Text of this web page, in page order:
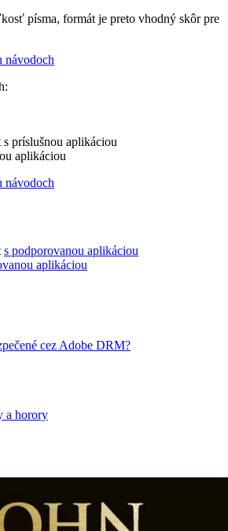
písma, formát je preto vhodný skôr pre
návodoch
s príslušnou aplikáciou
aplikáciou
návodoch
s podporovanou aplikáciou
aplikáciou
cez Adobe DRM?
a horory